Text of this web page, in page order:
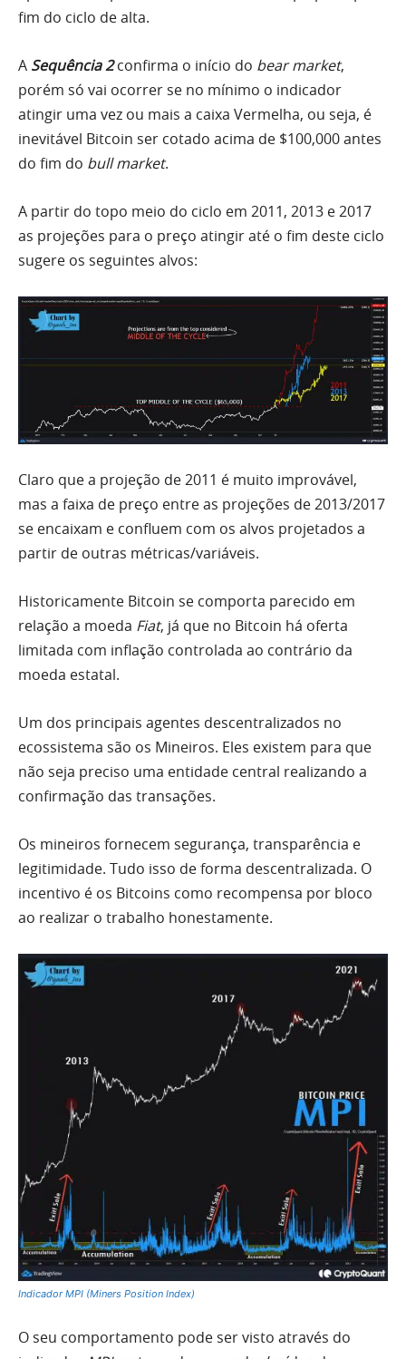
fim do ciclo de alta.
A Sequência 2confirma o início do bear market,
porém só vai ocorrer se no mínimo o indicador
atingir uma vez ou mais a caixa Vermelha, ou seja, é
inevitável Bitcoin ser cotado acima de $100,000 antes
do fim do bull market.
A partir do topo meio do ciclo em 2011, 2013 e 2017
as projeções para o preço atingir até o fim deste ciclo
sugere os seguintes alvos:
Claro que a projeção de 2011 é muito improvável,
mas a faixa de preço entre as projeções de 2013/2017
se encaixam e confluem com os alvos projetados a
partir de outras métricas/variáveis.
Historicamente Bitcoin se comporta parecido em
relação a moeda Fiat, já que no Bitcoin há oferta
limitada com inflação controlada ao contrário da
moeda estatal.
Um dos principais agentes descentralizados no
ecossistema são os Mineiros. Eles existem para que
não seja preciso uma entidade central realizando a
confirmação das transações.
Os mineiros fornecem segurança, transparência e
legitimidade. Tudo isso de forma descentralizada. O
incentivo é os Bitcoins como recompensa por bloco
ao realizar o trabalho honestamente.
Indicador MPI (Miners Position Index)
O seu comportamento pode ser visto através do